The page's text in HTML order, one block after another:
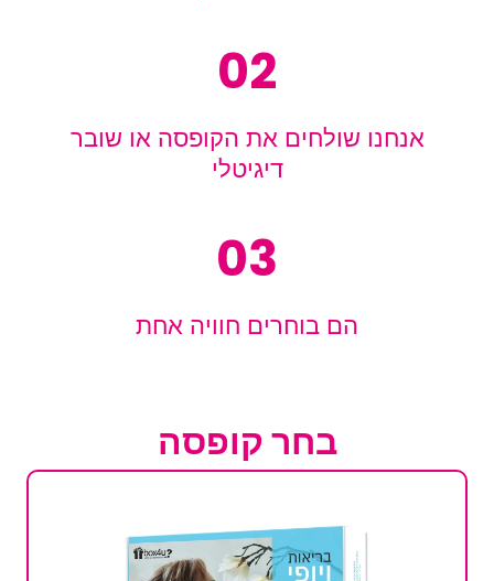
02
אנחנו שולחים את הקופסה או שובר
דיגיטלי
03
הם בוחרים חוויה אחת
בחר קופסה